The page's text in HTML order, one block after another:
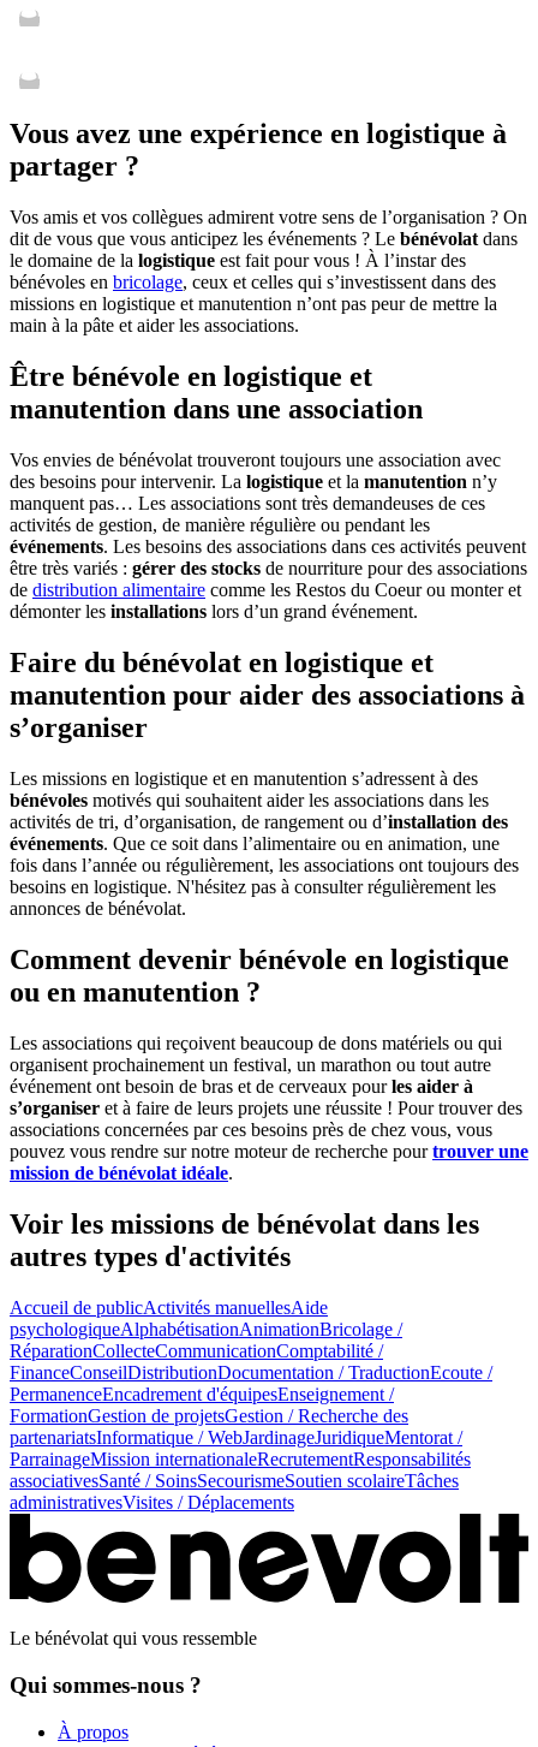
Vous avez une expérience en logistique à
partager ?
Vos amis et vos collègues admirent votre sens de l’organisation ? On
dit de vous que vous anticipez les événements ? Le bénévolat dans
le domaine de la logistique est fait pour vous ! À l’instar des
bénévoles en bricolage, ceux et celles qui s’investissent dans des
missions en logistique et manutention n’ont pas peur de mettre la
main à la pâte et aider les associations.
Être bénévole en logistique et
manutention dans une association
Vos envies de bénévolat trouveront toujours une association avec
des besoins pour intervenir. La logistique et la manutention n’y
manquent pas… Les associations sont très demandeuses de ces
activités de gestion, de manière régulière ou pendant les
événements. Les besoins des associations dans ces activités peuvent
être très variés : gérer des stocks de nourriture pour des associations
de distribution alimentaire comme les Restos du Coeur ou monter et
démonter les installations lors d’un grand événement.
Faire du bénévolat en logistique et
manutention pour aider des associations à
s’organiser
Les missions en logistique et en manutention s’adressent à des
bénévoles motivés qui souhaitent aider les associations dans les
activités de tri, d’organisation, de rangement ou d’installation des
événements. Que ce soit dans l’alimentaire ou en animation, une
fois dans l’année ou régulièrement, les associations ont toujours des
besoins en logistique. N'hésitez pas à consulter régulièrement les
annonces de bénévolat.
Comment devenir bénévole en logistique
ou en manutention ?
Les associations qui reçoivent beaucoup de dons matériels ou qui
organisent prochainement un festival, un marathon ou tout autre
événement ont besoin de bras et de cerveaux pourles aider à
s’organiser et à faire de leurs projets une réussite ! Pour trouver des
associations concernées par ces besoins près de chez vous, vous
pouvez vous rendre sur notre moteur de recherche pourtrouver une
mission de bénévolat idéale.
Voir les missions de bénévolat dans les
autres types d'activités
Accueil de publicActivités manuellesAide
psychologiqueAlphabétisationAnimationBricolage /
RéparationCollecteCommunicationComptabilité /
FinanceConseilDistributionDocumentation / TraductionEcoute /
PermanenceEncadrement d'équipesEnseignement /
FormationGestion de projetsGestion / Recherche des
partenariatsInformatique / WebJardinageJuridiqueMentorat /
ParrainageMission internationaleRecrutementResponsabilités
associativesSanté / SoinsSecourismeSoutien scolaireTâches
administrativesVisites / Déplacements
Le bénévolat qui vous ressemble
Qui sommes-nous ?
À propos